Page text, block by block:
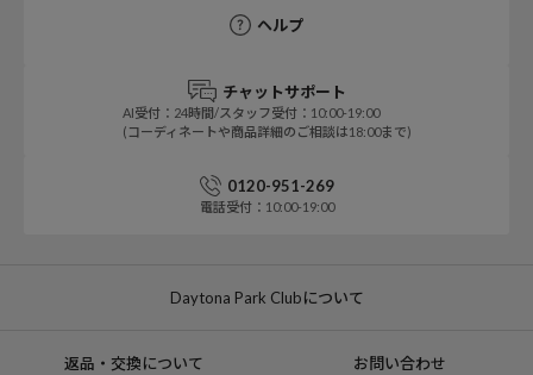
ヘルプ
チャットサポート
AI受付：24時間/スタッフ受付：10:00-19:00
(コーディネートや商品詳細のご相談は18:00まで)
0120-951-269
電話受付：10:00-19:00
Daytona Park Clubについて
返品・交換について お問い合わせ